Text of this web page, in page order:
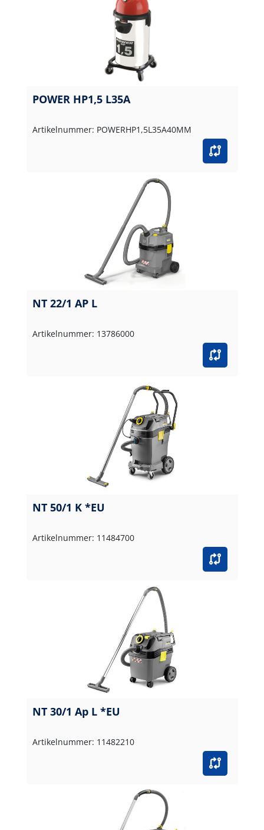
POWER HP1,5 L35A
Artikelnummer: POWERHP1,5L35A40MM
NT 22/1 AP L
Artikelnummer: 13786000
NT 50/1 K *EU
Artikelnummer: 11484700
NT 30/1 Ap L *EU
Artikelnummer: 11482210